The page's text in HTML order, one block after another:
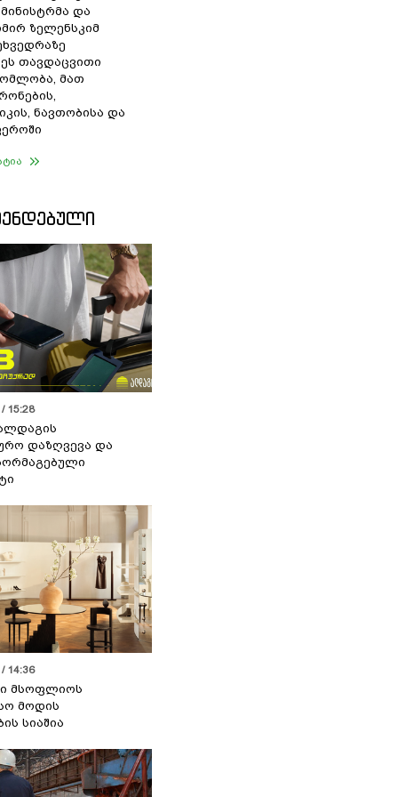
და
ზელენსკიმ
თავდაცვითი
მათ
ნავთობისა და
15:28
დაზღვევა და
14:36
მსოფლიოს
მოდის
სიაშია